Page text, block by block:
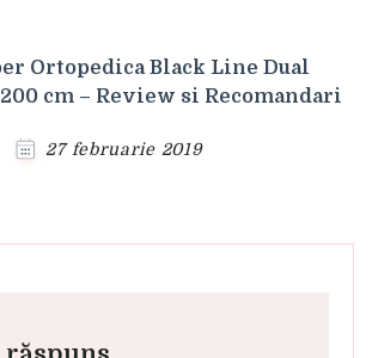
Ortopedica Black Line Dual
cm – Review si Recomandari
27 februarie 2019